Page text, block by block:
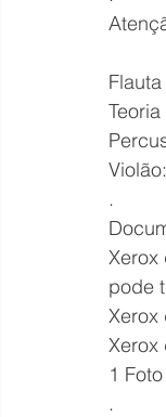
.
Xerox
pode
Xerox
Xerox
1
.